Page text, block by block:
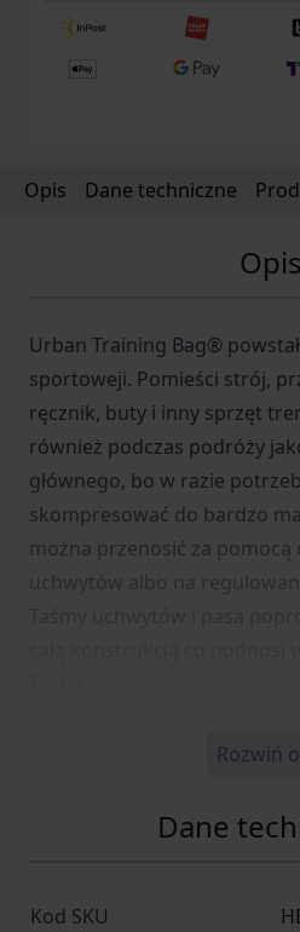
Opis Dane techniczne
Opis
Urban Training Bag®
sportoweji. Pomieści strój,
ręcznik, buty i inny sprzęt
również podczas podróży
głównego, bo w razie
skompresować do bardzo
można przenosić za
uchwytów albo na
Rozwiń
Dane
Kod SKU